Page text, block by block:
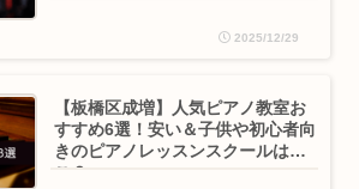
2025/12/29
【板橋区成増】人気ピアノ教室お
すすめ6選！安い＆子供や初心者向
きのピアノレッスンスクールはど
こ？